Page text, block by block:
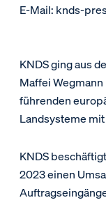
E-Mail: knds-
KNDS ging aus
Maffei
führenden
Landsysteme
KNDS
2023 einen